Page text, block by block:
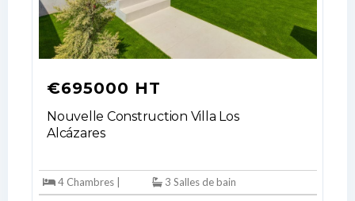
€695000 HT
Nouvelle Construction Villa Los
Alcázares
4 Chambres |
3 Salles de bain
Log In
Don't have an account?
Username
Password